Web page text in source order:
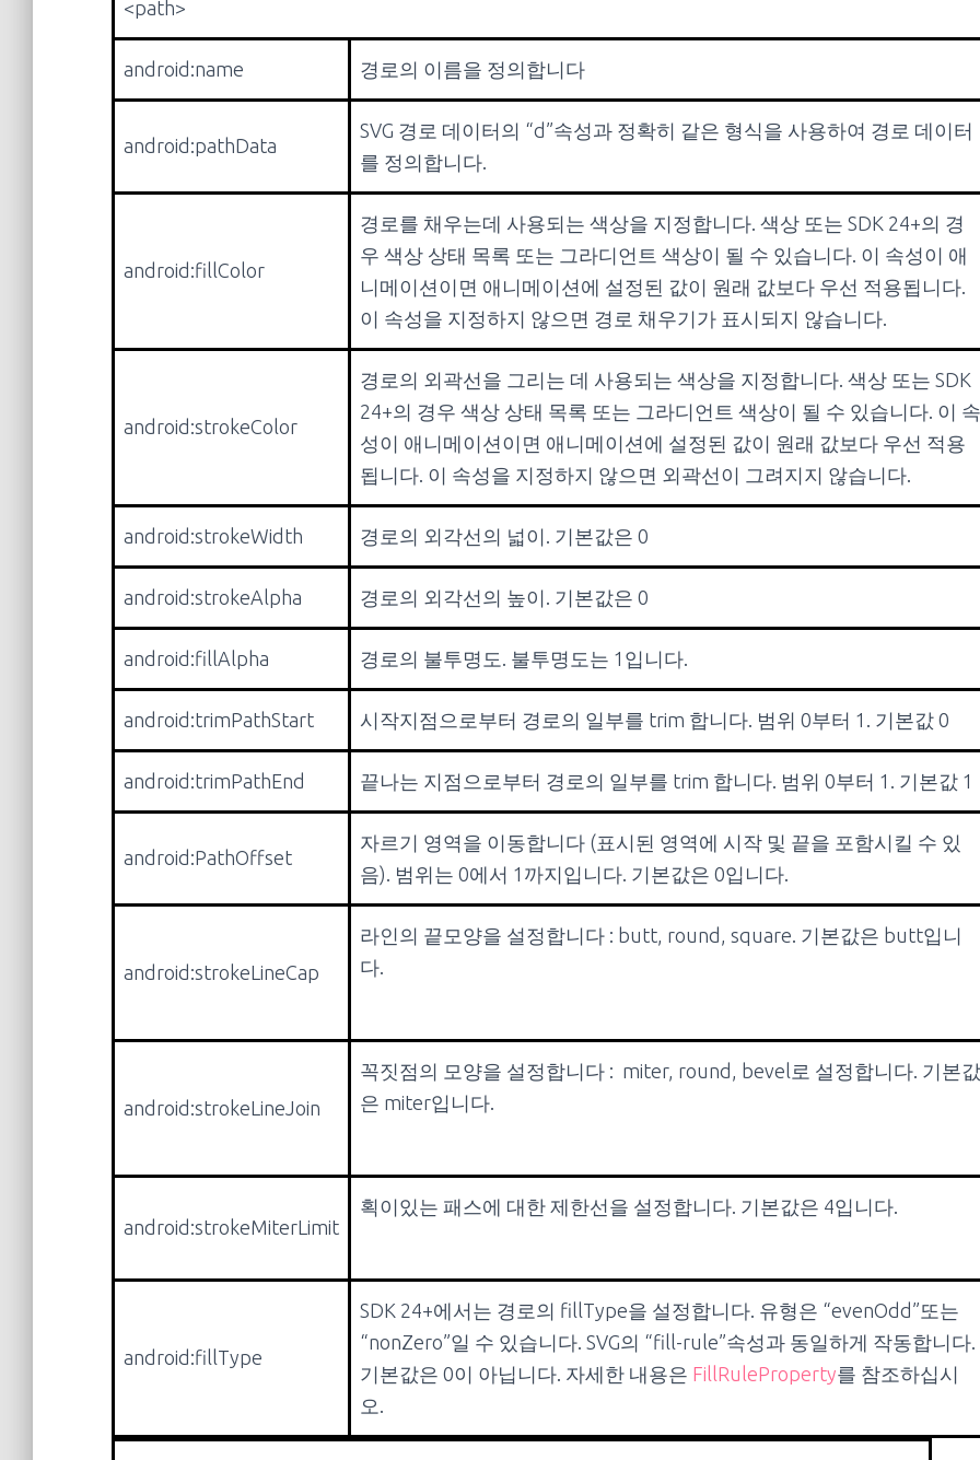
<path>
android:name 경로의 이름을 정의합니다
android:pathData
SVG 경로 데이터의 “d”속성과 정확히 같은 형식을 사용하여 경로 데이터
를 정의합니다.
android:fillColor
경로를 채우는데 사용되는 색상을 지정합니다. 색상 또는 SDK 24+의 경
우 색상 상태 목록 또는 그라디언트 색상이 될 수 있습니다. 이 속성이 애
니메이션이면 애니메이션에 설정된 값이 원래 값보다 우선 적용됩니다.
이 속성을 지정하지 않으면 경로 채우기가 표시되지 않습니다.
android:strokeColor
경로의 외곽선을 그리는 데 사용되는 색상을 지정합니다. 색상 또는 SDK
24+의 경우 색상 상태 목록 또는 그라디언트 색상이 될 수 있습니다. 이 속
성이 애니메이션이면 애니메이션에 설정된 값이 원래 값보다 우선 적용
됩니다. 이 속성을 지정하지 않으면 외곽선이 그려지지 않습니다.
android:strokeWidth 경로의 외각선의 넓이. 기본값은 0
android:strokeAlpha 경로의 외각선의 높이. 기본값은 0
android:fillAlpha 경로의 불투명도. 불투명도는 1입니다.
android:trimPathStart 시작지점으로부터 경로의 일부를 trim 합니다. 범위 0부터 1. 기본값 0
android:trimPathEnd 끝나는 지점으로부터 경로의 일부를 trim 합니다. 범위 0부터 1. 기본값 1
android:PathOffset
자르기 영역을 이동합니다 (표시된 영역에 시작 및 끝을 포함시킬 수 있
음). 범위는 0에서 1까지입니다. 기본값은 0입니다.
android:strokeLineCap
라인의 끝모양을 설정합니다 : butt, round, square. 기본값은 butt입니
다.
android:strokeLineJoin
꼭짓점의 모양을 설정합니다 : miter, round, bevel로 설정합니다. 기본값
은 miter입니다.
android:strokeMiterLimit
획이있는 패스에 대한 제한선을 설정합니다. 기본값은 4입니다.
android:fillType
SDK 24+에서는 경로의 fillType을 설정합니다. 유형은 “evenOdd”또는
“nonZero”일 수 있습니다. SVG의 “fill-rule”속성과 동일하게 작동합니다.
기본값은 0이 아닙니다. 자세한 내용은 FillRuleProperty를 참조하십시
오.